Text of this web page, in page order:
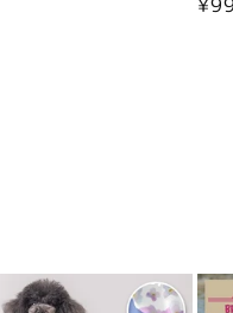
通